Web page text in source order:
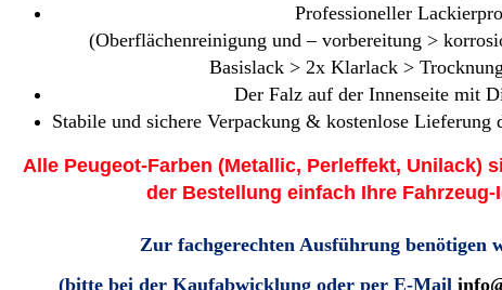
Professioneller
(Oberflächenreinigung und – vorbereitung >
Basislack > 2x Klarlack >
Der Falz auf der Innenseite mit
Stabile und sichere Verpackung & kostenlose
Alle Peugeot-Farben (Metallic, Perleffekt, Unilack)
der Bestellung einfach Ihre
Zur fachgerechten Ausführung benötigen
(bitte bei der Kaufabwicklung oder per E-Mail